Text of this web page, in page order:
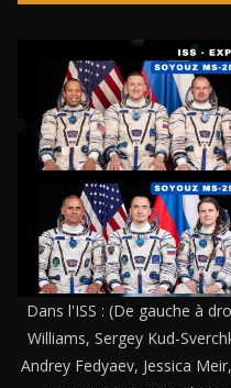
Dans l'ISS : (De gauche à
Williams, Sergey Kud-
Andrey Fedyaev, Jessica